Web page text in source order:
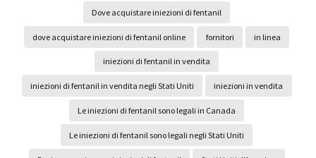
Dove acquistare iniezioni di fentanil
dove acquistare iniezioni di fentanil online fornitori in linea
iniezioni di fentanil in vendita
iniezioni di fentanil in vendita negli Stati Uniti iniezioni in vendita
Le iniezioni di fentanil sono legali in Canada
Le iniezioni di fentanil sono legali negli Stati Uniti